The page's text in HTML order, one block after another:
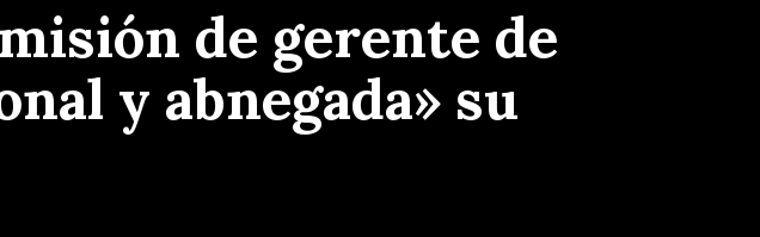
de gerente de
y abnegada» su